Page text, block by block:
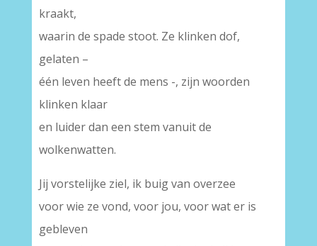
kraakt,
waarin de spade stoot. Ze klinken dof,
gelaten –
één leven heeft de mens -, zijn woorden
klinken klaar
en luider dan een stem vanuit de
wolkenwatten.
Jij vorstelijke ziel, ik buig van overzee
voor wie ze vond, voor jou, voor wat er is
gebleven